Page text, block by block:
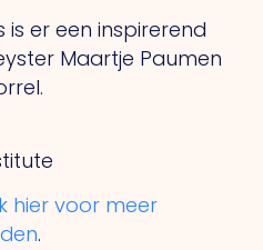
is er een inspirerend
Maartje Paumen
hier voor meer
.